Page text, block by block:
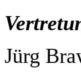
Jürg